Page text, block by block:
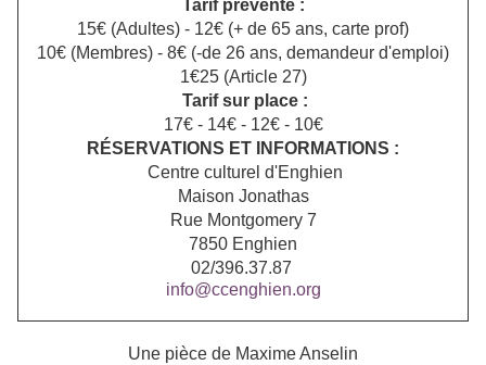
Tarif prévente :
15€ (Adultes) - 12€ (+ de 65 ans, carte prof)
10€ (Membres) - 8€ (-de 26 ans, demandeur d'emploi)
1€25 (Article 27)
Tarif sur place :
17€ - 14€ - 12€ - 10€
RÉSERVATIONS ET INFORMATIONS :
Centre culturel d'Enghien
Maison Jonathas
Rue Montgomery 7
7850 Enghien
02/396.37.87
info@ccenghien.org
Une pièce de Maxime Anselin